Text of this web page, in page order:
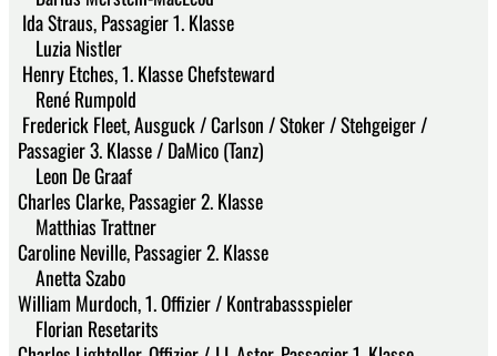
Ida Straus, Passagier 1. Klasse
Luzia Nistler
Henry Etches, 1. Klasse Chefsteward
René Rumpold
Frederick Fleet, Ausguck / Carlson / Stoker / Stehgeiger /
Passagier 3. Klasse / DaMico (Tanz)
Leon De Graaf
Charles Clarke, Passagier 2. Klasse
Matthias Trattner
Caroline Neville, Passagier 2. Klasse
Anetta Szabo
William Murdoch, 1. Offizier / Kontrabassspieler
Florian Resetarits